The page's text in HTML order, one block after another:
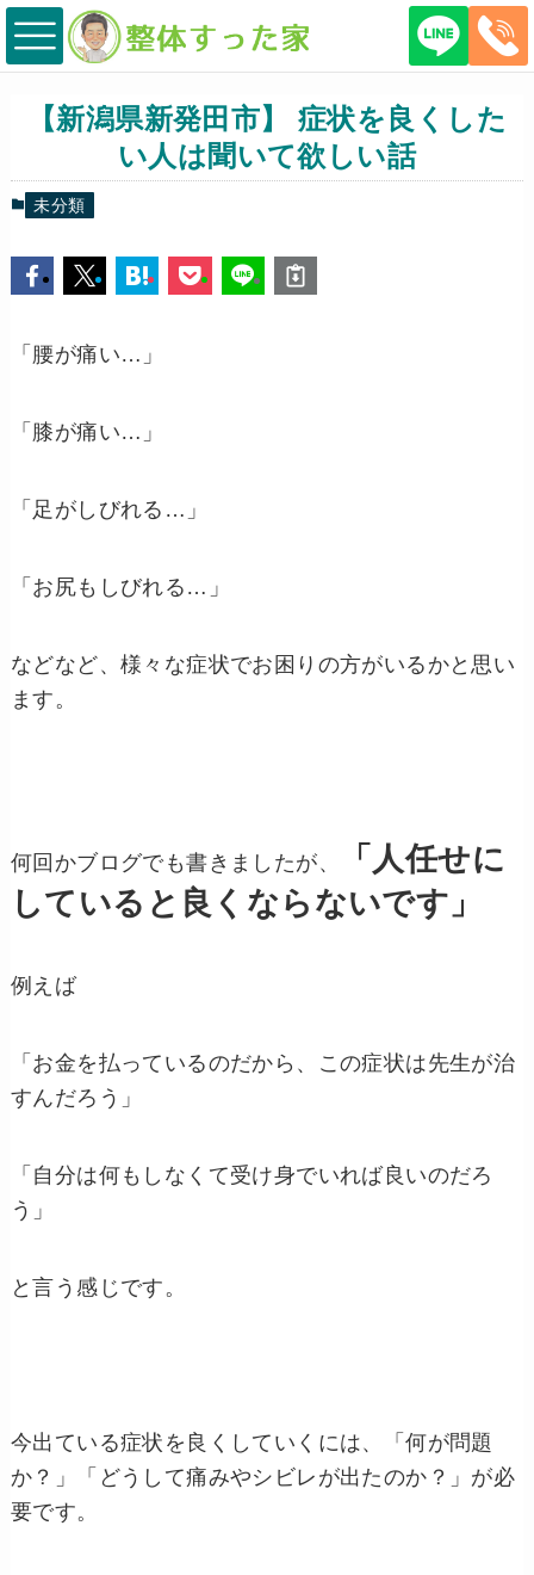
【新潟県新発田市】 症状を良くした
い人は聞いて欲しい話
未分類
「腰が痛い…」
「膝が痛い…」
「足がしびれる…」
「お尻もしびれる…」
などなど、様々な症状でお困りの方がいるかと思い
ます。
何回かブログでも書きましたが、
「人任せに
していると良くならないです」
例えば
「お金を払っているのだから、この症状は先生が治
すんだろう」
「自分は何もしなくて受け身でいれば良いのだろ
う」
と言う感じです。
今出ている症状を良くしていくには、「何が問題
か？」「どうして痛みやシビレが出たのか？」が必
要です。